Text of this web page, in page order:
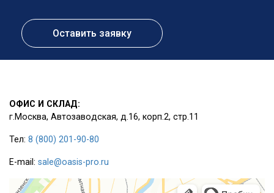
Оставить заявку
ОФИС И СКЛАД:
г.Москва, Автозаводская, д.16, корп.2, стр.11
Тел: 8 (800) 201-90-80
E-mail: sale@oasis-pro.ru